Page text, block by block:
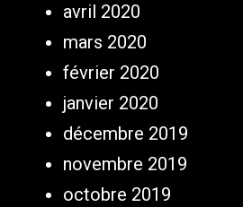
avril 2020
mars 2020
février 2020
janvier 2020
décembre 2019
novembre 2019
octobre 2019